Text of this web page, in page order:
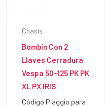
Chasis
Bombín Con 2
Llaves Cerradura
Vespa 50-125 PK PK
XL PX IRIS
Código Piaggio para